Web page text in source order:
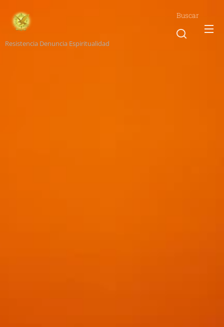
Resistencia Denuncia Espiritualidad
Buscar